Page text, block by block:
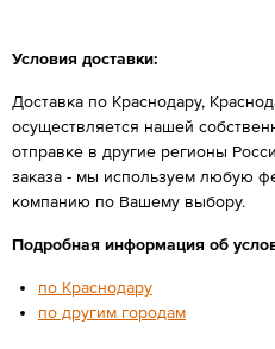
Условия доставки:
Доставка по Краснодару,
осуществляется нашей
отправке в другие регионы
заказа - мы используем любую
компанию по Вашему выбору.
Подробная информация об
по Краснодару
по другим городам